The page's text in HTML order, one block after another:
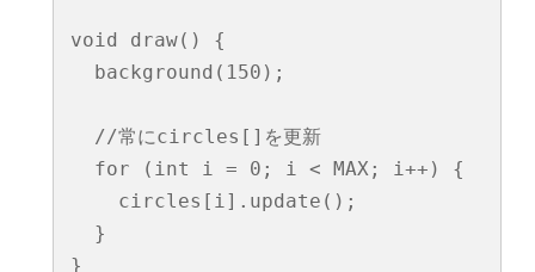
void draw() {
  background(150);
  //常にcircles[]を更新
  for (int i = 0; i < MAX; i++) {
    circles[i].update();
  }
}